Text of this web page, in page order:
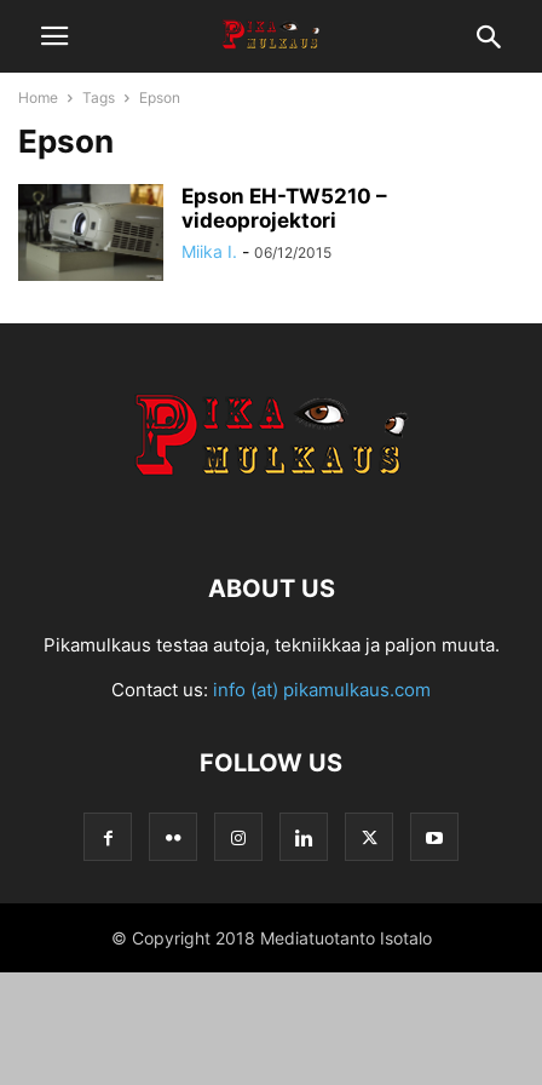
Home Tags Epson
Epson
Epson EH-TW5210 –
videoprojektori
Miika I. - 06/12/2015
ABOUT US
Pikamulkaus testaa autoja, tekniikkaa ja paljon muuta.
Contact us: info (at) pikamulkaus.com
FOLLOW US
© Copyright 2018 Mediatuotanto Isotalo